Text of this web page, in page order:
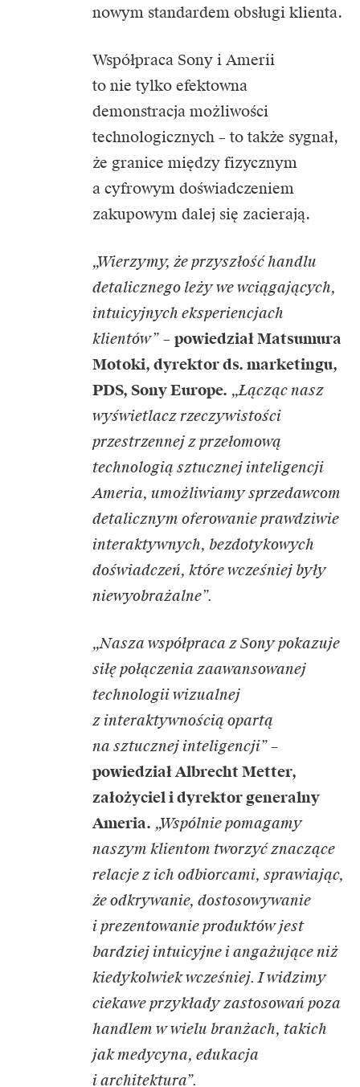
nowym standardem obsługi klienta.
Współpraca Sony i Amerii
to nie tylko efektowna
demonstracja możliwości
technologicznych – to także sygnał,
że granice między fizycznym
a cyfrowym doświadczeniem
zakupowym dalej się zacierają.
„Wierzymy, że przyszłość handlu
detalicznego leży we wciągających,
intuicyjnych eksperiencjach
klientów” – powiedział Matsumura
Motoki, dyrektor ds. marketingu,
PDS, Sony Europe. „Łącząc nasz
wyświetlacz rzeczywistości
przestrzennej z przełomową
technologią sztucznej inteligencji
Ameria, umożliwiamy sprzedawcom
detalicznym oferowanie prawdziwie
interaktywnych, bezdotykowych
doświadczeń, które wcześniej były
niewyobrażalne”.
„Nasza współpraca z Sony pokazuje
siłę połączenia zaawansowanej
technologii wizualnej
z interaktywnością opartą
na sztucznej inteligencji” –
powiedział Albrecht Metter,
założyciel i dyrektor generalny
Ameria. „Wspólnie pomagamy
naszym klientom tworzyć znaczące
relacje z ich odbiorcami, sprawiając,
że odkrywanie, dostosowywanie
i prezentowanie produktów jest
bardziej intuicyjne i angażujące niż
kiedykolwiek wcześniej. I widzimy
ciekawe przykłady zastosowań poza
handlem w wielu branżach, takich
jak medycyna, edukacja
i architektura”.